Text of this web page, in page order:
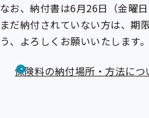
なお、納付書は6月26日（金曜日
まだ納付されていない方は、期
う、よろしくお願いいたします。
保険料の納付場所・方法につ